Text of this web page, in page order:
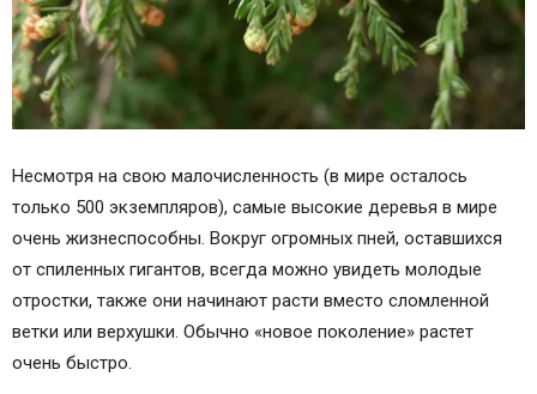
Несмотря на свою малочисленность (в мире осталось
только 500 экземпляров), самые высокие деревья в мире
очень жизнеспособны. Вокруг огромных пней, оставшихся
от спиленных гигантов, всегда можно увидеть молодые
отростки, также они начинают расти вместо сломленной
ветки или верхушки. Обычно «новое поколение» растет
очень быстро.